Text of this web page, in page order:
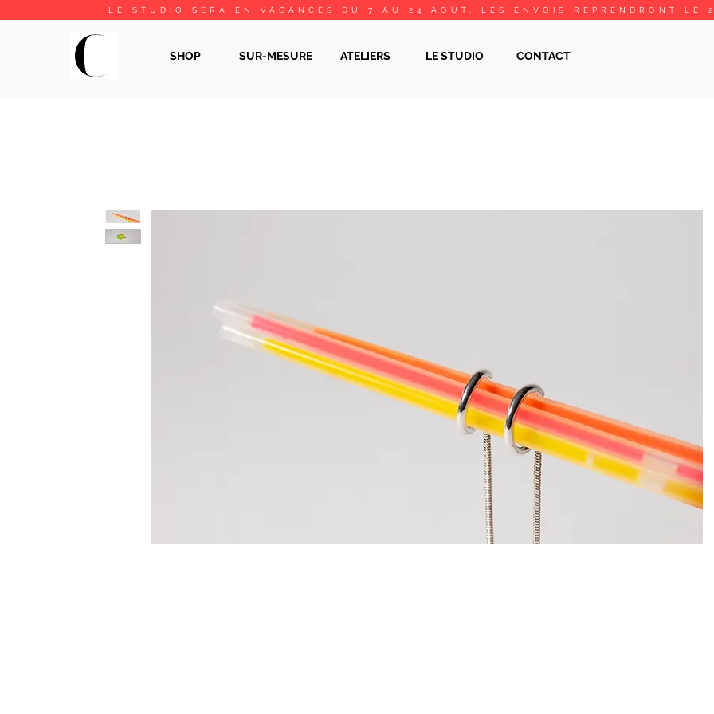
LE STUDIO SERA EN VACANCES DU 7 AU 24 AOÛT. LES ENVOIS REPRENDRONT LE
SHOP SUR-MESURE ATELIERS LE STUDIO CONTACT